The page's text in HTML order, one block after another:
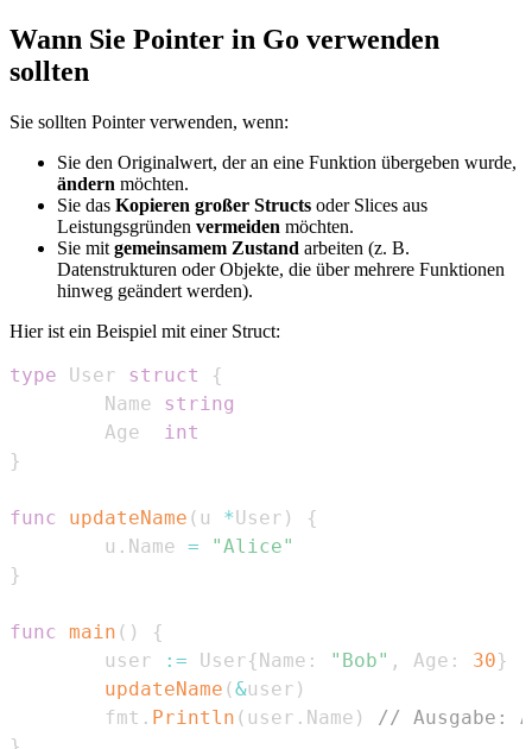
Wann Sie Pointer in Go verwenden
sollten
Sie sollten Pointer verwenden, wenn:
Sie den Originalwert, der an eine Funktion übergeben wurde,
ändern möchten.
Sie das Kopieren großer Structs oder Slices aus
Leistungsgründen vermeiden möchten.
Sie mit gemeinsamem Zustand arbeiten (z. B.
Datenstrukturen oder Objekte, die über mehrere Funktionen
hinweg geändert werden).
Hier ist ein Beispiel mit einer Struct:
type User struct
{
        Name
string
        Age
int
}
func updateName ( u *User )
{
        u
. Name =
"Alice"
}
func main ( )
{
        user
:= User{Name : "Bob" , Age : 30}
updateName (&user )
        fmt
. Println ( user . Name )
// Ausgabe: